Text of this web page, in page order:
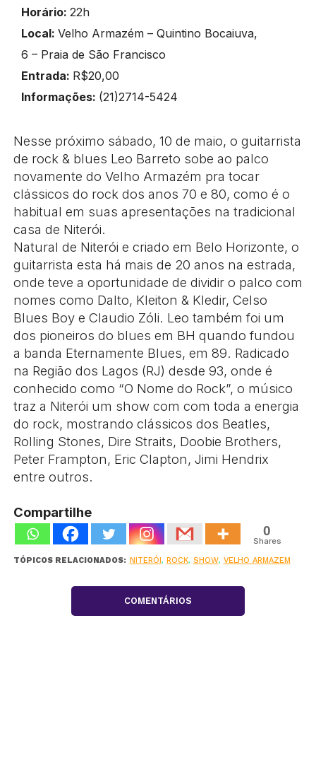
Horário: 22h
Local: Velho Armazém – Quintino Bocaiuva,
6 – Praia de São Francisco
Entrada: R$20,00
Informações: (21)2714-5424
Nesse próximo sábado, 10 de maio, o guitarrista
de rock & blues Leo Barreto sobe ao palco
novamente do Velho Armazém pra tocar
clássicos do rock dos anos 70 e 80, como é o
habitual em suas apresentações na tradicional
casa de Niterói.
Natural de Niterói e criado em Belo Horizonte, o
guitarrista esta há mais de 20 anos na estrada,
onde teve a oportunidade de dividir o palco com
nomes como Dalto, Kleiton & Kledir, Celso
Blues Boy e Claudio Zóli. Leo também foi um
dos pioneiros do blues em BH quando fundou
a banda Eternamente Blues, em 89. Radicado
na Região dos Lagos (RJ) desde 93, onde é
conhecido como “O Nome do Rock”, o músico
traz a Niterói um show com com toda a energia
do rock, mostrando clássicos dos Beatles,
Rolling Stones, Dire Straits, Doobie Brothers,
Peter Frampton, Eric Clapton, Jimi Hendrix
entre outros.
Compartilhe
0
Shares
TÓPICOS RELACIONADOS: NITERÓI, ROCK, SHOW, VELHO ARMAZEM
COMENTÁRIOS